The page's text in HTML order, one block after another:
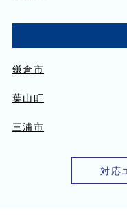
鎌倉市
葉山町
三浦市
対応